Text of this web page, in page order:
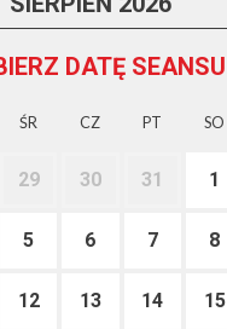
DATĘ SEANSU
ŚR CZ PT SO
29 30 31 1
5 6 7 8
12 13 14 15